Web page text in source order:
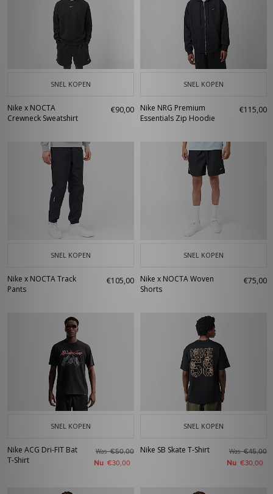
SNEL KOPEN
Nike x NOCTA
Crewneck Sweatshirt
€90,00
SNEL KOPEN
Nike NRG Premium
Essentials Zip Hoodie
€115,00
SNEL KOPEN
Nike x NOCTA Track
Pants
€105,00
SNEL KOPEN
Nike x NOCTA Woven
Shorts
€75,00
SNEL KOPEN
Nike ACG Dri-FIT Bat
T-Shirt
Was€50,00
Nu €30,00
SNEL KOPEN
Nike SB Skate T-Shirt Was€45,00
Nu €30,00